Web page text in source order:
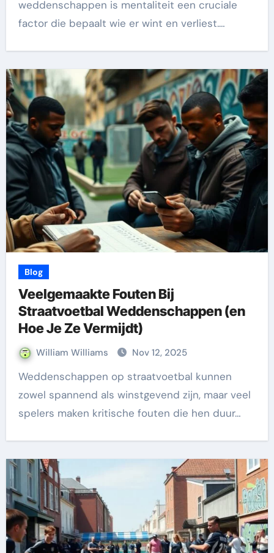
weddenschappen is mentaliteit een cruciale
factor die bepaalt wie er wint en verliest.…
Blog
Veelgemaakte Fouten Bij
Straatvoetbal Weddenschappen (en
Hoe Je Ze Vermijdt)
William Williams Nov 12, 2025
Weddenschappen op straatvoetbal kunnen
zowel spannend als winstgevend zijn, maar veel
spelers maken kritische fouten die hen duur…